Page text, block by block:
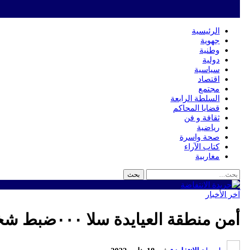
الرئيسية
جهوية
وطنية
دولية
سياسية
اقتصاد
مجتمع
السلطة الرابعة
قضايا المحاكم
ثقافة و فن
رياضية
صحة واسرة
كتاب الآراء
مغاربية
آخر الأخبار
أمن منطقة العيايدة سلا ٠٠٠ضبط شخصين بحوزتهما كمية من الأقراص المهلوسة من نوع «نورداز»